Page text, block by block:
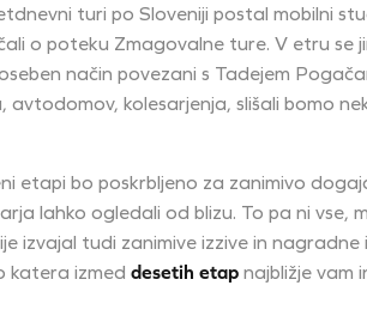
turi po Sloveniji postal mobilni
o poteku Zmagovalne ture. V etru se
način povezani s Tadejem
kolesarjenja, slišali bomo
etapi bo poskrbljeno za zanimivo
lahko ogledali od blizu. To pa ni vse,
izvajal tudi zanimive izzive in
katera izmeddesetih etap najbližje vam